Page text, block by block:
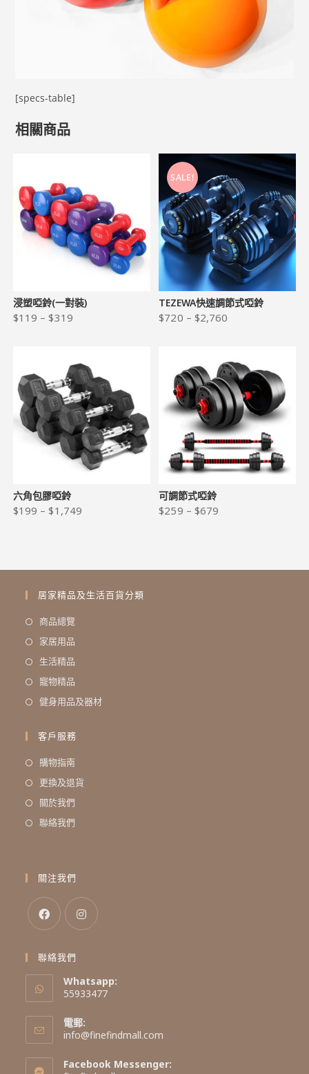
[specs-table]
相關商品
浸塑啞鈴(一對裝)
$119 –$319
SALE!
TEZEWA快速調節式啞鈴
$720 – $2,760
六角包膠啞鈴
$199 –$1,749
可調節式啞鈴
$259 – $679
居家精品及生活百貨分類
商品總覽
家居用品
生活精品
寵物精品
健身用品及器材
客戶服務
購物指南
更換及退貨
關於我們
聯絡我們
關注我們
聯絡我們
Whatsapp:
55933477
電郵:
info@finefindmall.com
Facebook Messenger: